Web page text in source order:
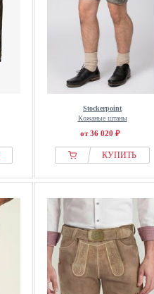
Stockerpoint
Кожаные штаны
от 36 020 ₽
КУПИТЬ